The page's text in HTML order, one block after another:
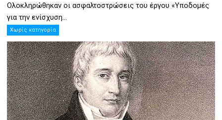
Ολοκληρώθηκαν οι ασφαλτοστρώσεις του έργου «Υποδομές
για την ενίσχυση...
Χωρίς κατηγορία